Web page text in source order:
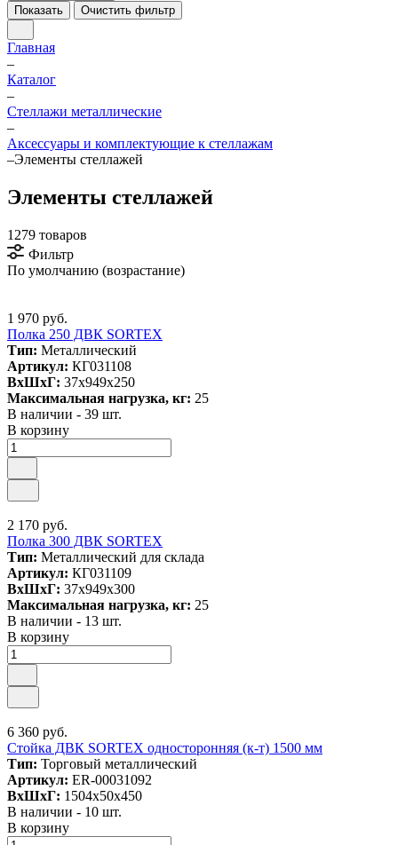
Показать
Очистить фильтр
Главная
–
Каталог
–
Стеллажи металлические
–
Аксесcуары и комплектующие к стеллажам
–Элементы стеллажей
Элементы стеллажей
1279 товаров
Фильтр
По умолчанию (возрастание)
1 970 руб.
Полка 250 ДВК SORTEX
Тип: Металлический
Артикул: КГ031108
ВxШxГ: 37x949x250
Максимальная нагрузка, кг: 25
В наличии - 39 шт.
В корзину
2 170 руб.
Полка 300 ДВК SORTEX
Тип: Металлический для склада
Артикул: КГ031109
ВxШxГ: 37x949x300
Максимальная нагрузка, кг: 25
В наличии - 13 шт.
В корзину
6 360 руб.
Стойка ДВК SORTEX односторонняя (к-т) 1500 мм
Тип: Торговый металлический
Артикул: ER-00031092
ВxШxГ: 1504x50x450
В наличии - 10 шт.
В корзину